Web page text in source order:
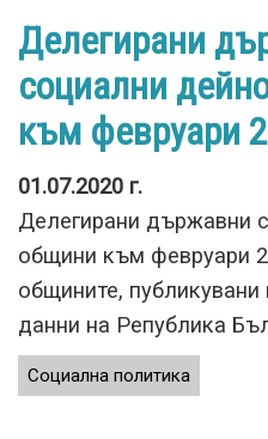
Делегирани
социални
към февруари
01.07.2020 г.
Делегирани държавни
общини към февруари
общините,
данни на Република
Социална политика